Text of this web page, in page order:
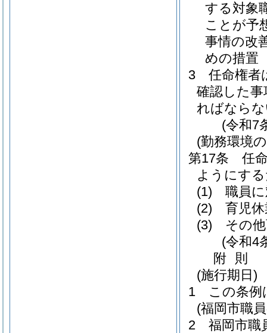
する対象
ことが予
事情の改
めの措置
3
任命権者
確認した
ればなら
(令和7
(勤務環境
第17条
任
ようにす
(1)
職員
(2)
育児
(3)
その
(令和4
附 則
(施行期日)
1
この条例
(福岡市職
2
福岡市職